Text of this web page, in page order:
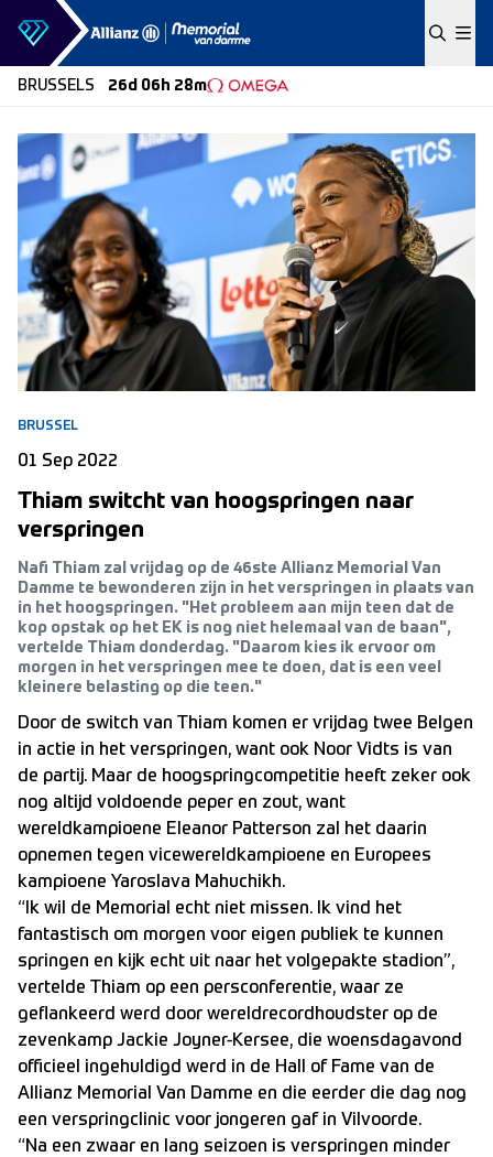
Skip to content
BRUSSELS 26d 06h 28m
BRUSSEL
01 Sep 2022
Thiam switcht van hoogspringen naar
verspringen
Nafi Thiam zal vrijdag op de 46ste Allianz Memorial Van
Damme te bewonderen zijn in het verspringen in plaats van
in het hoogspringen. "Het probleem aan mijn teen dat de
kop opstak op het EK is nog niet helemaal van de baan",
vertelde Thiam donderdag. "Daarom kies ik ervoor om
morgen in het verspringen mee te doen, dat is een veel
kleinere belasting op die teen."
Door de switch van Thiam komen er vrijdag twee Belgen
in actie in het verspringen, want ook Noor Vidts is van
de partij. Maar de hoogspringcompetitie heeft zeker ook
nog altijd voldoende peper en zout, want
wereldkampioene Eleanor Patterson zal het daarin
opnemen tegen vicewereldkampioene en Europees
kampioene Yaroslava Mahuchikh.
“Ik wil de Memorial echt niet missen. Ik vind het
fantastisch om morgen voor eigen publiek te kunnen
springen en kijk echt uit naar het volgepakte stadion”,
vertelde Thiam op een persconferentie, waar ze
geflankeerd werd door wereldrecordhoudster op de
zevenkamp Jackie Joyner-Kersee, die woensdagavond
officieel ingehuldigd werd in de Hall of Fame van de
Allianz Memorial Van Damme en die eerder die dag nog
een verspringclinic voor jongeren gaf in Vilvoorde.
“Na een zwaar en lang seizoen is verspringen minder